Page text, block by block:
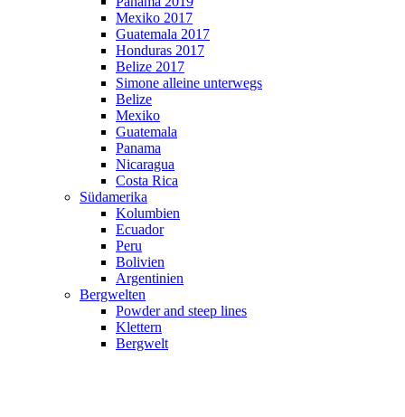
Mexiko 2017
Guatemala 2017
Honduras 2017
Belize 2017
Simone alleine unterwegs
Belize
Mexiko
Guatemala
Panama
Nicaragua
Costa Rica
Südamerika
Kolumbien
Ecuador
Peru
Bolivien
Argentinien
Bergwelten
Powder and steep lines
Klettern
Bergwelt